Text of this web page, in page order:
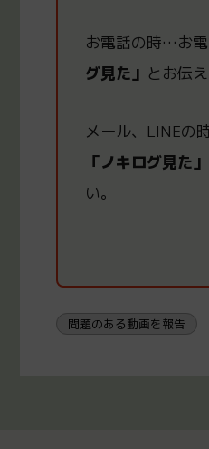
お電話の時…お
グ見た」 とお伝
メール、LINEの
「ノキログ見た」
い。
問題のある動画を報告